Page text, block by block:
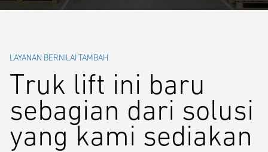
LAYANAN BERNILAI TAMBAH
Truk lift ini baru
sebagian dari solusi
yang kami sediakan